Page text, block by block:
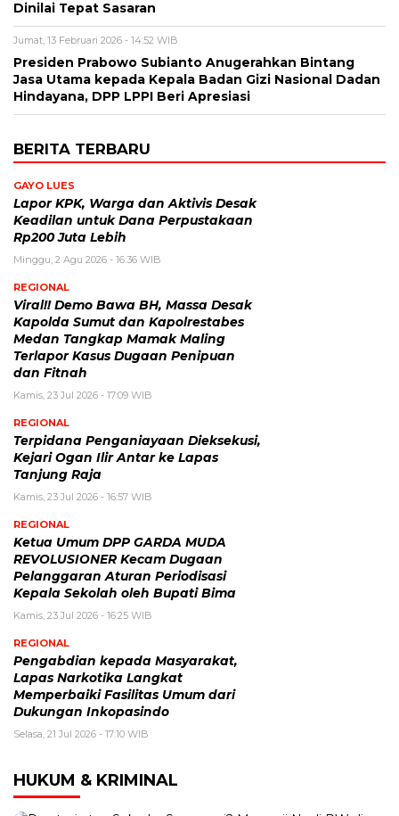
Dinilai Tepat Sasaran
Jumat, 13 Februari 2026 - 14:52 WIB
Presiden Prabowo Subianto Anugerahkan Bintang
Jasa Utama kepada Kepala Badan Gizi Nasional Dadan
Hindayana, DPP LPPI Beri Apresiasi
BERITA TERBARU
GAYO LUES
Lapor KPK, Warga dan Aktivis Desak
Keadilan untuk Dana Perpustakaan
Rp200 Juta Lebih
Minggu, 2 Agu 2026 - 16:36 WIB
REGIONAL
Viral!! Demo Bawa BH, Massa Desak
Kapolda Sumut dan Kapolrestabes
Medan Tangkap Mamak Maling
Terlapor Kasus Dugaan Penipuan
dan Fitnah
Kamis, 23 Jul 2026 - 17:09 WIB
REGIONAL
Terpidana Penganiayaan Dieksekusi,
Kejari Ogan Ilir Antar ke Lapas
Tanjung Raja
Kamis, 23 Jul 2026 - 16:57 WIB
REGIONAL
Ketua Umum DPP GARDA MUDA
REVOLUSIONER Kecam Dugaan
Pelanggaran Aturan Periodisasi
Kepala Sekolah oleh Bupati Bima
Kamis, 23 Jul 2026 - 16:25 WIB
REGIONAL
Pengabdian kepada Masyarakat,
Lapas Narkotika Langkat
Memperbaiki Fasilitas Umum dari
Dukungan Inkopasindo
Selasa, 21 Jul 2026 - 17:10 WIB
HUKUM & KRIMINAL